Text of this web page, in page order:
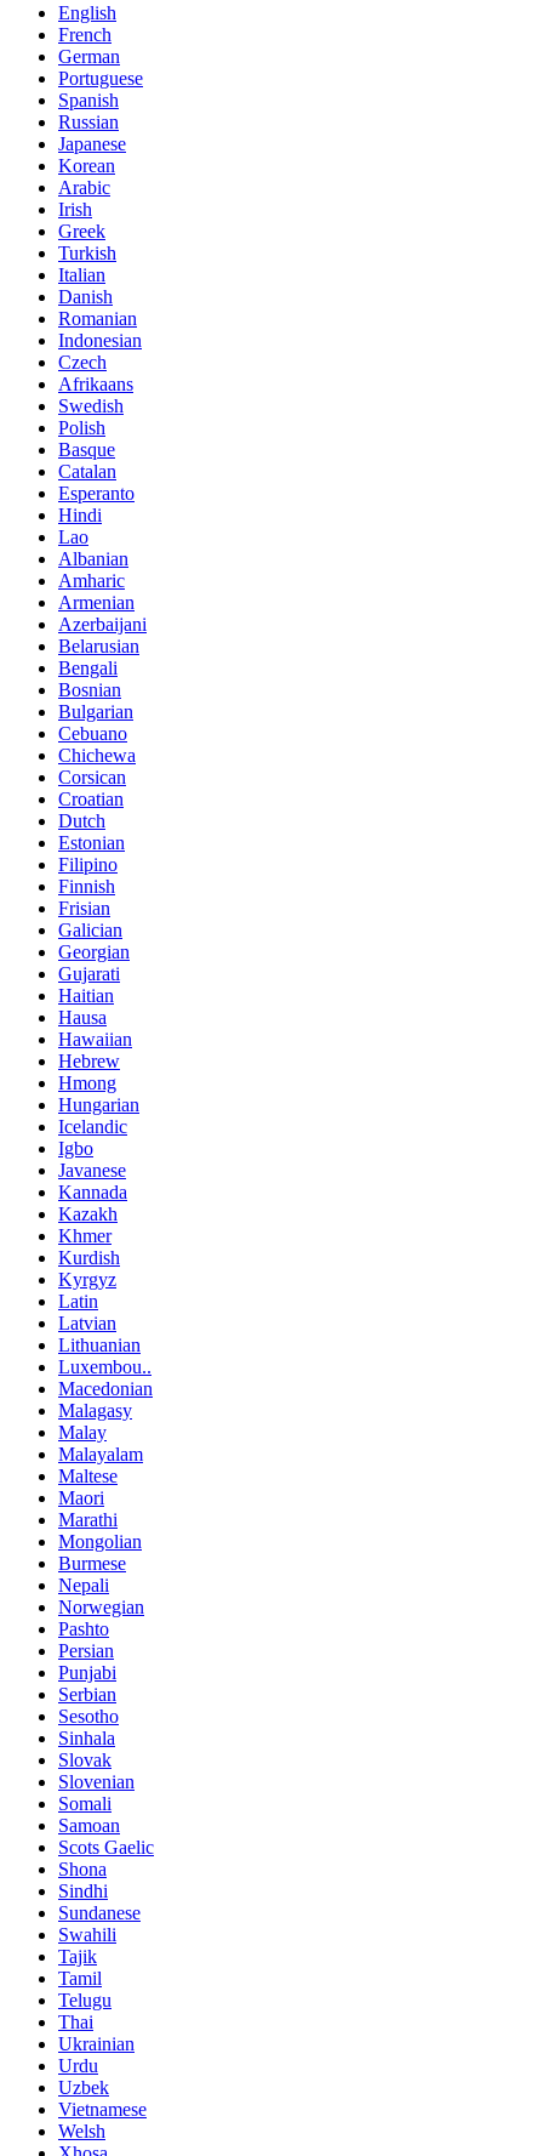
English
French
German
Portuguese
Spanish
Russian
Japanese
Korean
Arabic
Irish
Greek
Turkish
Italian
Danish
Romanian
Indonesian
Czech
Afrikaans
Swedish
Polish
Basque
Catalan
Esperanto
Hindi
Lao
Albanian
Amharic
Armenian
Azerbaijani
Belarusian
Bengali
Bosnian
Bulgarian
Cebuano
Chichewa
Corsican
Croatian
Dutch
Estonian
Filipino
Finnish
Frisian
Galician
Georgian
Gujarati
Haitian
Hausa
Hawaiian
Hebrew
Hmong
Hungarian
Icelandic
Igbo
Javanese
Kannada
Kazakh
Khmer
Kurdish
Kyrgyz
Latin
Latvian
Lithuanian
Luxembou..
Macedonian
Malagasy
Malay
Malayalam
Maltese
Maori
Marathi
Mongolian
Burmese
Nepali
Norwegian
Pashto
Persian
Punjabi
Serbian
Sesotho
Sinhala
Slovak
Slovenian
Somali
Samoan
Scots Gaelic
Shona
Sindhi
Sundanese
Swahili
Tajik
Tamil
Telugu
Thai
Ukrainian
Urdu
Uzbek
Vietnamese
Welsh